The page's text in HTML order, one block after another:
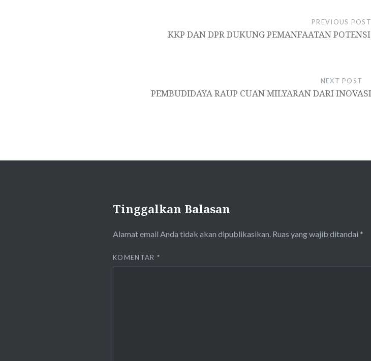
PREVIOUS POST
KKP DAN DPR DUKUNG PEMANFAATAN
NEXT POST
PEMBUDIDAYA RAUP CUAN MILYARAN DARI
Tinggalkan Balasan
Alamat email Anda tidak akan dipublikasikan. Ruas yang wajib ditandai *
KOMENTAR *